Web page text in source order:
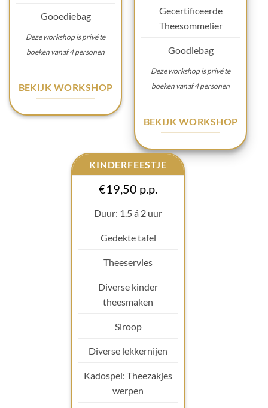
Gooediebag
Deze workshop is privé te
boeken vanaf 4 personen
BEKIJK WORKSHOP
Gecertificeerde
Theesommelier
Goodiebag
Deze workshop is privé te
boeken vanaf 4 personen
BEKIJK WORKSHOP
KINDERFEESTJE
€19,50 p.p.
Duur: 1.5 á 2 uur
Gedekte tafel
Theeservies
Diverse kinder
theesmaken
Siroop
Diverse lekkernijen
Kadospel: Theezakjes
werpen